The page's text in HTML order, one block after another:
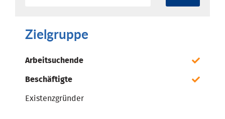
Zielgruppe
Arbeitsuchende
Beschäftigte
Existenzgründer